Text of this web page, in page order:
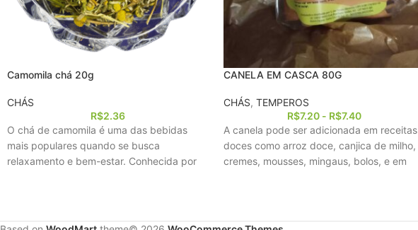
Camomila chá 20g
CHÁS
R$2.36
O chá de camomila é uma das bebidas
mais populares quando se busca
relaxamento e bem-estar. Conhecida por
CANELA EM CASCA 80G
CHÁS, TEMPEROS
R$7.20- R$7.40
A canela pode ser adicionada em receitas
doces como arroz doce, canjica de milho,
cremes, mousses, mingaus, bolos, e em